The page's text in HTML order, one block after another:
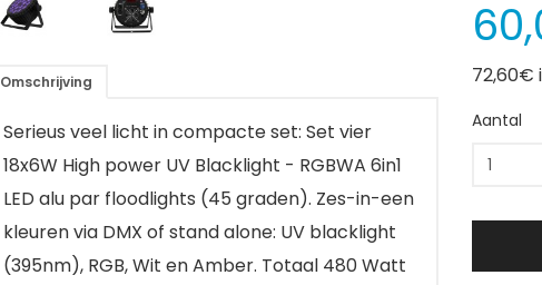
Omschrijving
Serieus veel licht in compacte set: Set vier
18x6W High power UV Blacklight - RGBWA 6in1
LED alu par floodlights (45 graden). Zes-in-een
kleuren via DMX of stand alone: UV blacklight
(395nm), RGB, Wit en Amber. Totaal 480 Watt
72,60€
Aantal